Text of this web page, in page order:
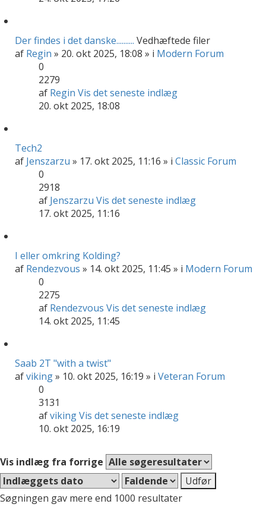
Der findes i det danske.......... Vedhæftede filer
af Regin » 20. okt 2025, 18:08 » i Modern Forum
0
2279
af Regin Vis det seneste indlæg
20. okt 2025, 18:08
Tech2
af Jenszarzu » 17. okt 2025, 11:16 » i Classic Forum
0
2918
af Jenszarzu Vis det seneste indlæg
17. okt 2025, 11:16
I eller omkring Kolding?
af Rendezvous » 14. okt 2025, 11:45 » i Modern Forum
0
2275
af Rendezvous Vis det seneste indlæg
14. okt 2025, 11:45
Saab 2T "with a twist"
afviking» 10. okt 2025, 16:19 » i Veteran Forum
0
3131
afvikingVis det seneste indlæg
10. okt 2025, 16:19
Vis indlæg fra forrige
Søgningen gav mere end 1000 resultater